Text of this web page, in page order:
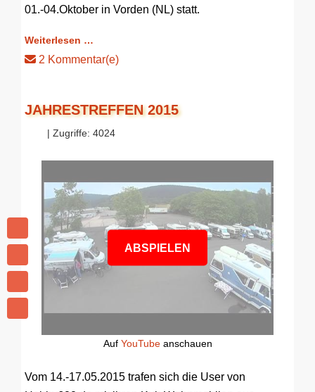
01.-04.Oktober in Vorden (NL) statt.
Weiterlesen …
2 Kommentar(e)
JAHRESTREFFEN 2015
| Zugriffe: 4024
ABSPIELEN
Auf YouTubeanschauen
Vom 14.-17.05.2015 trafen sich die User von